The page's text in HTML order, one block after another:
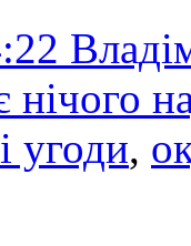
нічого
угоди,